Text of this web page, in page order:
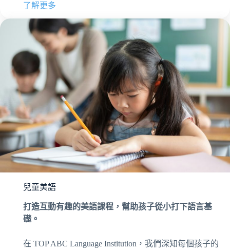
了解更多
兒童美語
打造互動有趣的美語課程，幫助孩子從小打下語言基
礎。
在 TOP ABC Language Institution，我們深知每個孩子的